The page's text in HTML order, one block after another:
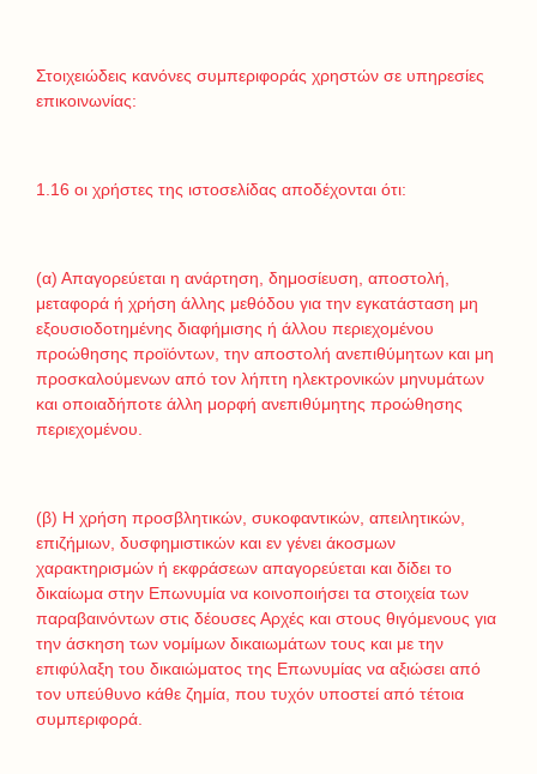
Στοιχειώδεις κανόνες συμπεριφοράς χρηστών σε υπηρεσίες
επικοινωνίας:
1.16 οι χρήστες της ιστοσελίδας αποδέχονται ότι:
(α) Απαγορεύεται η ανάρτηση, δημοσίευση, αποστολή,
μεταφορά ή χρήση άλλης μεθόδου για την εγκατάσταση μη
εξουσιοδοτημένης διαφήμισης ή άλλου περιεχομένου
προώθησης προϊόντων, την αποστολή ανεπιθύμητων και μη
προσκαλούμενων από τον λήπτη ηλεκτρονικών μηνυμάτων
και οποιαδήποτε άλλη μορφή ανεπιθύμητης προώθησης
περιεχομένου.
(β) Η χρήση προσβλητικών, συκοφαντικών, απειλητικών,
επιζήμιων, δυσφημιστικών και εν γένει άκοσμων
χαρακτηρισμών ή εκφράσεων απαγορεύεται και δίδει το
δικαίωμα στην Επωνυμία να κοινοποιήσει τα στοιχεία των
παραβαινόντων στις δέουσες Αρχές και στους θιγόμενους για
την άσκηση των νομίμων δικαιωμάτων τους και με την
επιφύλαξη του δικαιώματος της Επωνυμίας να αξιώσει από
τον υπεύθυνο κάθε ζημία, που τυχόν υποστεί από τέτοια
συμπεριφορά.